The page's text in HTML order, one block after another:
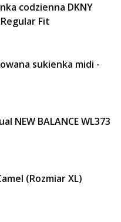
codzienna DKNY
Fit
sukienka midi -
NEW BALANCE WL373
(Rozmiar XL)